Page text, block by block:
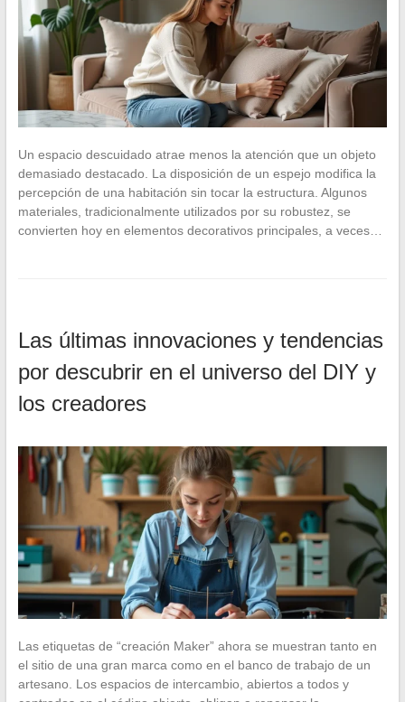
Un espacio descuidado atrae menos la atención que un objeto
demasiado destacado. La disposición de un espejo modifica la
percepción de una habitación sin tocar la estructura. Algunos
materiales, tradicionalmente utilizados por su robustez, se
convierten hoy en elementos decorativos principales, a veces…
Las últimas innovaciones y tendencias
por descubrir en el universo del DIY y
los creadores
Las etiquetas de “creación Maker” ahora se muestran tanto en
el sitio de una gran marca como en el banco de trabajo de un
artesano. Los espacios de intercambio, abiertos a todos y